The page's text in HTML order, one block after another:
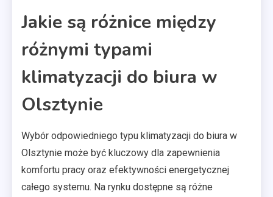
Jakie są różnice między
różnymi typami
klimatyzacji do biura w
Olsztynie
Wybór odpowiedniego typu klimatyzacji do biura w
Olsztynie może być kluczowy dla zapewnienia
komfortu pracy oraz efektywności energetycznej
całego systemu. Na rynku dostępne są różne